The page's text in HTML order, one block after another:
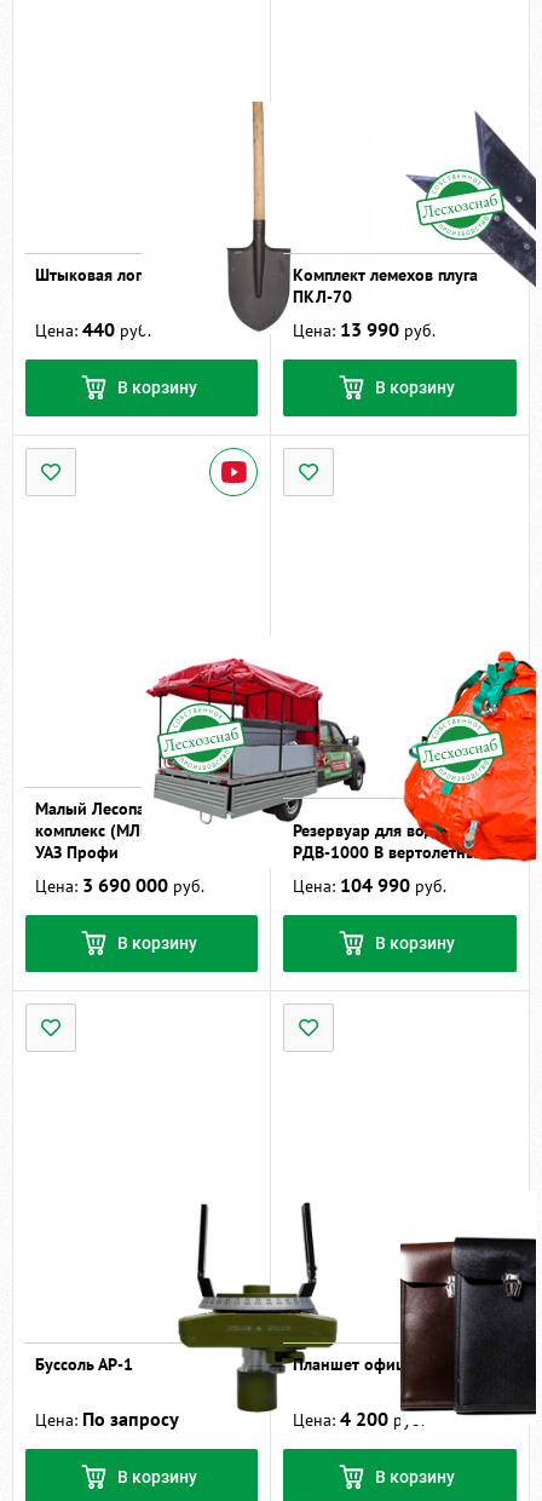
Штыковая лопата
Цена: 440 руб.
В корзину
Комплект лемехов плуга
ПКЛ-70
Цена: 13 990 руб.
В корзину
Малый Лесопатрульный
комплекс (МЛПК) на базе
УАЗ Профи
Цена: 3 690 000 руб.
В корзину
Резервуар для воды
РДВ-1000 В вертолетный
Цена: 104 990 руб.
В корзину
Буссоль АР-1
Цена: По запросу
В корзину
Планшет офицерский
Цена: 4 200 руб.
В корзину